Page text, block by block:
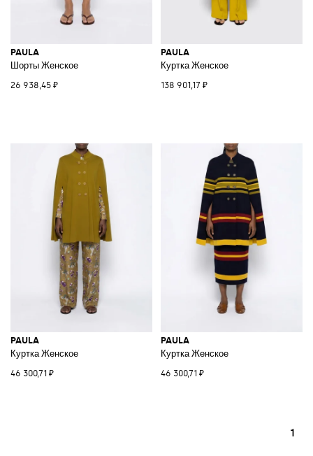
PAULA
Шорты Женское
26 938,45 ₽
PAULA
Куртка Женское
138 901,17 ₽
PAULA
Куртка Женское
46 300,71 ₽
PAULA
Куртка Женское
46 300,71 ₽
1